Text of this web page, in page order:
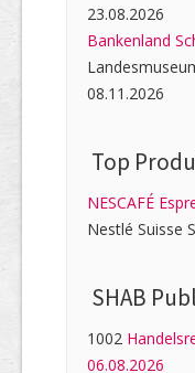
23.08.2026
Bankenland
08.11.2026
Top
NESCAFÉ
Nestlé Suisse
SHAB
1002
06.08.2026